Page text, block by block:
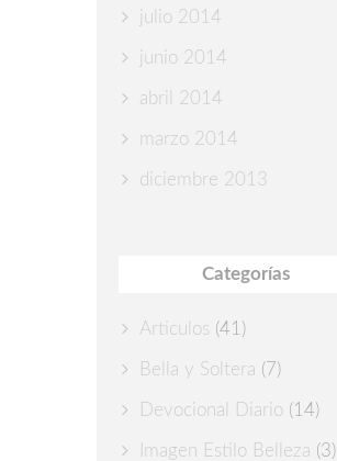
julio 2014
junio 2014
abril 2014
marzo 2014
diciembre 2013
Categorías
Articulos (41)
Bella y Soltera (7)
Devocional Diario (14)
Imagen Estilo Belleza (3)